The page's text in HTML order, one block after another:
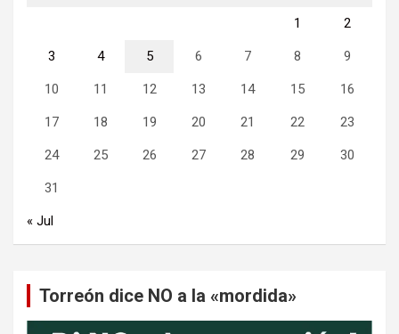
1 2
3 4 5 6 7 8 9
10 11 12 13 14 15 16
17 18 19 20 21 22 23
24 25 26 27 28 29 30
31
« Jul
Torreón dice NO a la «mordida»